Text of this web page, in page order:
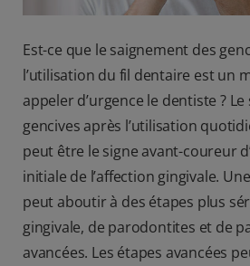
Est-ce que le saignement des
l’utilisation du fil dentaire est un
appeler d’urgence le dentiste ?
gencives après l’utilisation
peut être le signe avant-coureur
initiale de l’affection gingivale.
peut aboutir à des étapes plus
gingivale, de parodontites et de
avancées. Les étapes avancées